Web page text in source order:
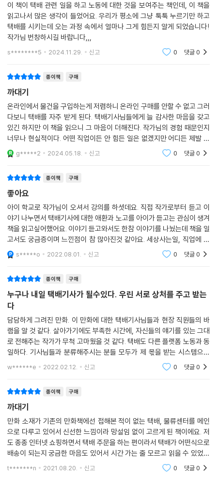
이 책이 택배 관련 일을 하고 노동에 대한 것을 보여주는 책인데, 이 책을
읽고나서 많은 생각이 들었어요. 우리가 평소에 그냥 툭툭 누르기만 하고
택배를 시키는데 오는 과정 속에서 얼마나 그게 힘든지 알게 되었습니다!
작가님 번창하시길 바랍니다,,,
s********5 2024.11.29. 신고 0 댓글0
종이책 구매
까대기
온라인에서 물건을 구입하는게 저렴하니 온라인 구매를 안할 수 없고 그러
다보니 택배를 자주 받게 된다. 택배기사님들에게 늘 감사한 마음을 갖고
있긴 하지만 이 책을 읽으니 그 마음이 더해진다. 작가님의 경험 때문인지
너무나 현실적이다. 어떤 직업이든 안 힘든 일은 없겠지만 어디든 제발 일
하는 환경 좀 사람을 위하는 방향으로 개선되길 바래본다.
g*****2 2024.05.18. 신고 0 댓글0
종이책 구매
좋아요
아이 학교로 작가님이 오셔서 강의를 하셧데요. 직접 작가로부터 듣고 이
야기 나누면서 택배기사에 대한 애환과 노고를 아이가 듣고는 관심이 생겨
책을 읽고싶어했어요. 이야기 듣고와서도 한참 이야기를 나눴는데 책을 일
고서도 궁금증이며 느낀점이 참 많아진것 같아요. 세상사는일, 직업에 관
한 관점, 돈 버는 것등 자라나는 청소년에게 세상에 대해 질문을 던질 수 있
는 좋은 책
s*****o 2022.08.01. 신고 0 댓글0
종이책 구매
누구나 내일 택배기사가 될수있다. 우린 서로 상처를 주고 받는
다
담담하게 그려진 만화. 이 만화에 대한 택배기사님들과 현장 직원들의 바
램을 알 것 같다. 살아가기에도 부족한 시간에, 자신들의 얘기를 있는 그대
로 전해주는 작가가 무척 고마웠을 것 같다. 택배도 다른 플랫폼 노동과 동
일하다. 기사님들과 분류해주시는 분들 모두가 제 몫을 받는 시스템으로
운영되면 좋겠다. 얼마전 뉴스에서 본 택배 리베이트는 충격이었다. 유통
w******e 2022.02.12. 신고 0 댓글0
종이책 구매
까대기
만화 소재가 기존의 만화책에선 접해본 적이 없는 택배, 물류센터를 메인
으로 다루고 있어서 신선한 느낌이라 망설임 없이 고르게 된 책이에요. 저
도 종종 인터넷 쇼핑하면서 택배 주문을 하는 편이라서 택배가 어떤식으로
배송이 되는지 궁금한 마음도 있어서 시간 가는 줄 모르고 읽을 수 있었어
요. 그리고 다 읽고 난 후엔 택배기사님들에게 좀 더 감사한 마음을 가질 수
t*******n 2021.08.20. 신고 0 댓글0